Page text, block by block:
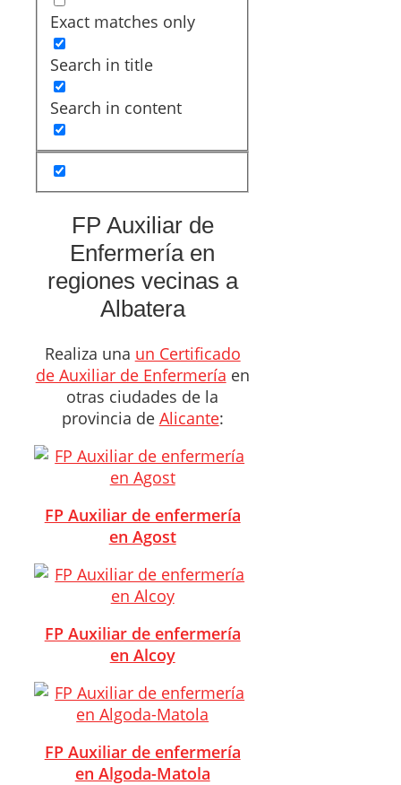
Exact matches only
Search in title
Search in content
FP Auxiliar de
Enfermería en
regiones vecinas a
Albatera
Realiza una un Certificado
de Auxiliar de Enfermería en
otras ciudades de la
provincia de Alicante:
FP Auxiliar de enfermería
en Agost
FP Auxiliar de enfermería
en Alcoy
FP Auxiliar de enfermería
en Algoda-Matola